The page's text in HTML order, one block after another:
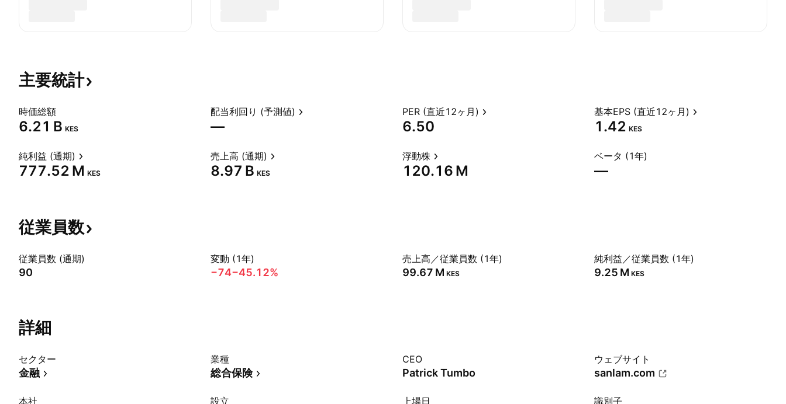
主要統計
時価総額
‪6.21 B‬ KES
配当利回り (予測値)
—
PER (直近12ヶ月)
6.50
基本EPS (直近12ヶ月)
1.42 KES
純利益 (通期)
‪777.52 M‬ KES
売上高 (通期)
‪8.97 B‬ KES
浮動株
‪120.16 M‬
ベータ (1年)
—
従業員数
従業員数 (通期)
90
変動 (1年)
−74−45.12%
売上高／従業員数 (1年)
‪99.67 M‬ KES
純利益／従業員数 (1年)
‪9.25 M‬ KES
詳細
セクター
金融
業種
総合保険
CEO
Patrick Tumbo
ウェブサイト
sanlam.com
本社 設立 上場日 識別子